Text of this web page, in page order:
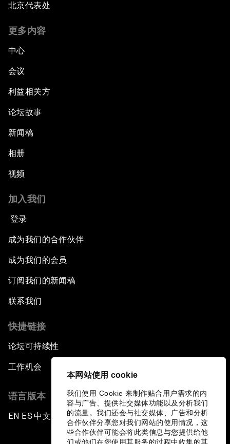
本网站使用 cookie
我们使用 Cookie 来制作贴合用户需求的内
容与广告、提供社交媒体功能以及分析我们
的流量。我们还会与社交媒体、广告和分析
合作伙伴分享您对我们网站的使用情况，这
些合作伙伴可能会将此类信息与您提供给他
们或他们在您使用其服务的过程中收集的其
北京代表处
更多内容
中心
会议
利益相关方
论坛故事
新闻稿
相册
视频
加入我们
登录
成为我们的合作伙伴
成为我们的会员
订阅我们的新闻稿
联系我们
快捷链接
论坛可持续性
工作机会
语言版本
EN ▪ES▪中文▪ 日本語